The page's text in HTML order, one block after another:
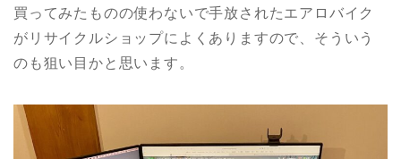
買ってみたものの使わないで手放されたエアロバイク
がリサイクルショップによくありますので、そういう
のも狙い目かと思います。